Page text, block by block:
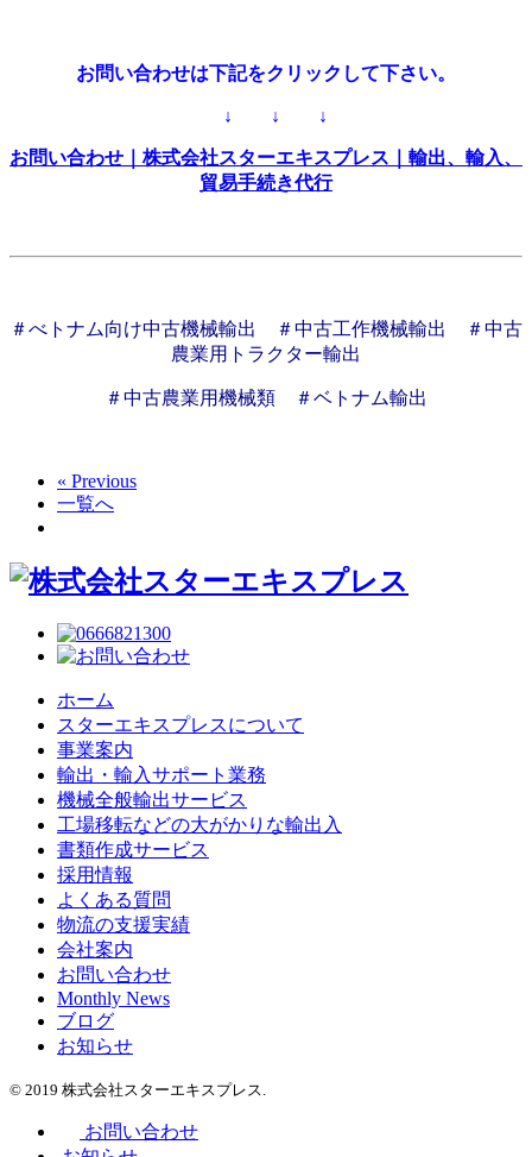
お問い合わせは下記をクリックして下さい。
↓ ↓ ↓
お問い合わせ｜株式会社スターエキスプレス｜輸出、輸入、
貿易手続き代行
＃べトナム向け中古機械輸出 ＃中古工作機械輸出 ＃中古
農業用トラクター輸出
＃中古農業用機械類 ＃ベトナム輸出
« Previous
一覧へ
ホーム
スターエキスプレスについて
事業案内
輸出・輸入サポート業務
機械全般輸出サービス
工場移転などの大がかりな輸出入
書類作成サービス
採用情報
よくある質問
物流の支援実績
会社案内
お問い合わせ
Monthly News
ブログ
お知らせ
© 2019 株式会社スターエキスプレス.
お問い合わせ